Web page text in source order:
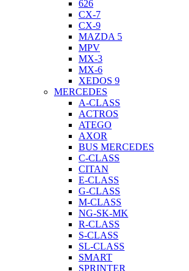
626
CX-7
CX-9
MAZDA 5
MPV
MX-3
MX-6
XEDOS 9
MERCEDES
A-CLASS
ACTROS
ATEGO
AXOR
BUS MERCEDES
C-CLASS
CITAN
E-CLASS
G-CLASS
M-CLASS
NG-SK-MK
R-CLASS
S-CLASS
SL-CLASS
SMART
SPRINTER